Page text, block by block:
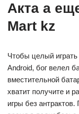
Акта а
Mart kz
Чтобы целый
Android, бог велел
вместительной
хватит получите и
игры без